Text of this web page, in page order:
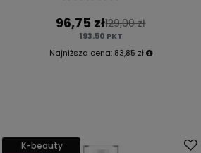
96,75 zł129,00 zł
193.50 PKT
Najniższa cena: 83,85 zł
K-beauty